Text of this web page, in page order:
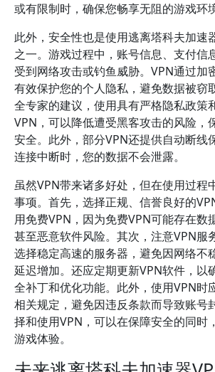
或有限制时，确保您畅享无阻的游戏环境
此外，安全性也是使用逃离塔科夫加速
之一。游戏过程中，账号信息、支付信
受到网络攻击或钓鱼威胁。VPN通过加
有效保护您的个人隐私，避免数据被窃
全专家的建议，使用具有严格隐私政策
VPN，可以降低遭受黑客攻击的风险，
安全。此外，部分VPN还提供自动断线
连接中断时，您的数据不会泄露。
虽然VPN带来诸多好处，但在使用过程
事项。首先，选择正规、信誉良好的
用免费VPN，因为免费VPN可能存在数
甚至恶意软件风险。其次，注意VPN服
选择稳定高速的服务器，避免因网络不
延迟增加。还应定期更新VPN软件，以
全补丁和优化功能。此外，使用VPN时
相关规定，避免因违反条款而导致账号
择和使用VPN，可以在保障安全的同时
游戏体验。